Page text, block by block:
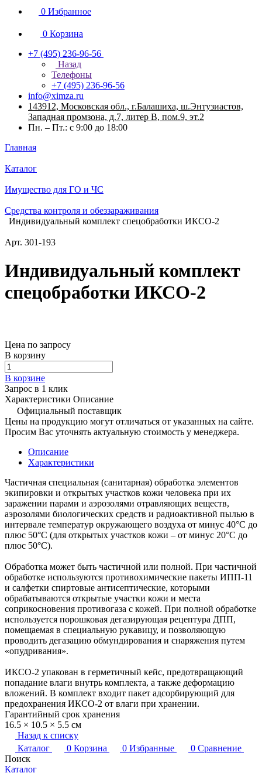
0 Избранное
0 Корзина
+7 (495) 236-96-56
Назад
Телефоны
+7 (495) 236-96-56
info@ximza.ru
143912, Московская обл., г.Балашиха, ш.Энтузиастов,
Западная промзона, д.7, литер В, пом.9, эт.2
Пн. – Пт.: с 9:00 до 18:00
Главная
Каталог
Имущество для ГО и ЧС
Средства контроля и обеззараживания
Индивидуальный комплект спецобработки ИКСО-2
Арт. 301-193
Индивидуальный комплект
спецобработки ИКСО-2
Цена по запросу
В корзину
В корзине
Запрос в 1 клик
Характеристики Описание
Официальный поставщик
Цены на продукцию могут отличаться от указанных на сайте.
Просим Вас уточнять актуальную стоимость у менеджера.
Описание
Характеристики
Частичная специальная (санитарная) обработка элементов
экипировки и открытых участков кожи человека при их
заражении парами и аэрозолями отравляющих веществ,
аэрозолями биологических средств и радиоактивной пылью в
интервале температур окружающего воздуха от минус 40°C до
плюс 50°C (для открытых участков кожи – от минус 20°C до
плюс 50°C).
Обработка может быть частичной или полной. При частичной
обработке используются противохимические пакеты ИПП-11
и салфетки спиртовые антисептические, которыми
обрабатываются открытые участки кожи и места
соприкосновения противогаза с кожей. При полной обработке
используется порошковая дегазирующая рецептура ДПП,
помещаемая в специальную рукавицу, и позволяющую
проводить дегазацию обмундирования и снаряжения путем
«опудривания».
ИКСО-2 упакован в герметичный кейс, предотвращающий
попадание влаги внутрь комплекта, а также деформацию
вложений. В комплект входит пакет адсорбирующий для
предохранения ИКСО-2 от влаги при хранении.
Гарантийный срок хранения
16.5 × 10.5 × 5.5 см
Назад к списку
Каталог
0 Корзина 0 Избранные 0 Сравнение
Поиск
Каталог